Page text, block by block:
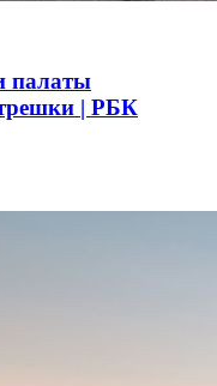
палаты
трешки | РБК